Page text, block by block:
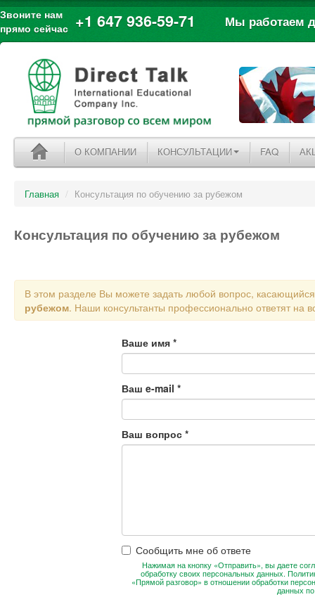
Звоните нам
прямо сейчас +1 647 936-59-71 Мы работаем
О КОМПАНИИ КОНСУЛЬТАЦИИ FAQ
Главная / Консультация по обучению за рубежом
Консультация по обучению за рубежом
В этом разделе Вы можете задать любой вопрос,
рубежом. Наши консультанты профессионально ответят на
Ваше имя *
Ваш e-mail *
Ваш вопрос *
Сообщить мне об ответе
Нажимая на кнопку «Отправить», вы даете
обработку своих персональных данных.
«Прямой разговор» в отношении обработки
данных